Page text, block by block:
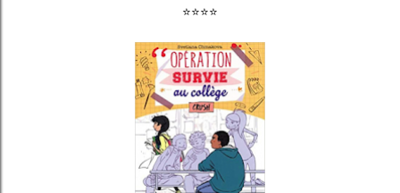
⭐⭐⭐⭐